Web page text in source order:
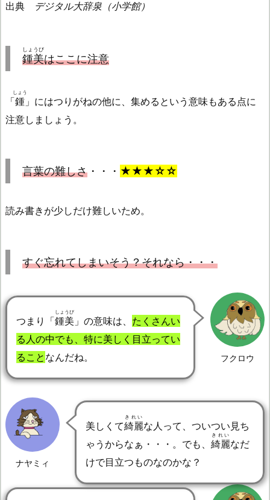
出典 デジタル大辞泉（小学館）
鍾美
しょうび
はここに注意
「鍾
しょう
」にはつりがねの他に、集めるという意味もある点に
注意しましょう。
言葉の難しさ ・・・ ★★★☆☆
読み書きが少しだけ難しいため。
すぐ忘れてしまいそう？それなら・・・
フクロウ
つまり「鍾美
しょうび
」の意味は、 たくさんい
る人の中でも、特に美しく目立ってい
ること なんだね。
ナヤミィ
美しくて綺麗
きれい
な人って、ついつい見ち
ゃうからなぁ・・・。でも、 綺麗
きれい
なだ
けで目立つものなのかな？